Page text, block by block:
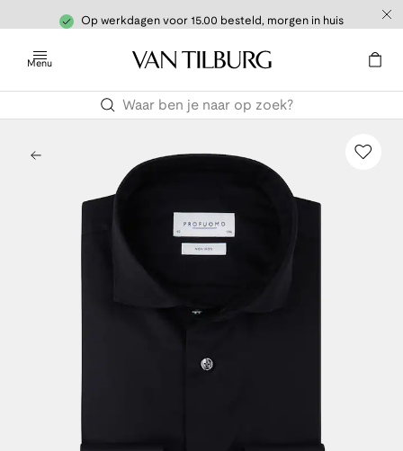
Op werkdagen voor 15.00 besteld, morgen in huis
Menu